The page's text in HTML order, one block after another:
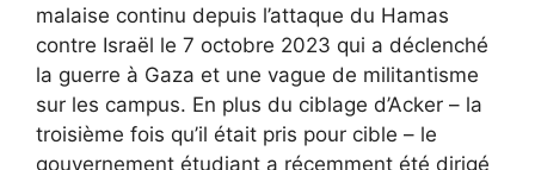
malaise continu depuis l’attaque du Hamas
contre Israël le 7 octobre 2023 qui a déclenché
la guerre à Gaza et une vague de militantisme
sur les campus. En plus du ciblage d’Acker – la
troisième fois qu’il était pris pour cible – le
gouvernement étudiant a récemment été dirigé